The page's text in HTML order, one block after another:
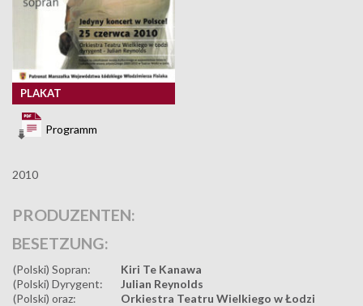
PLAKAT
Programm
2010
PRODUZENTEN:
BESETZUNG:
(Polski) Sopran:
Kiri Te Kanawa
(Polski) Dyrygent:
Julian Reynolds
(Polski) oraz:
Orkiestra Teatru Wielkiego w Łodzi